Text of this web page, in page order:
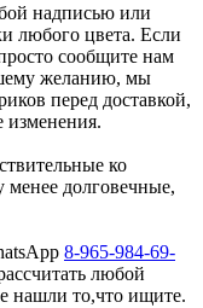
надписью или
любого цвета. Если
сообщите нам
желанию, мы
перед доставкой,
изменения.
ко
долговечные,
8-965-984-69-
любой
нашли то,что ищите.